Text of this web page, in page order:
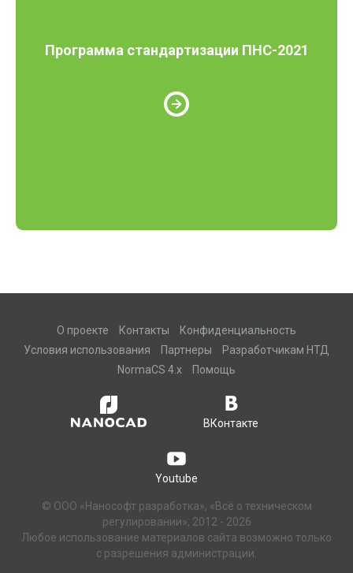
Программа стандартизации ПНС-2021
О проекте Контакты
Конфиденциальность
Условия использования
Партнеры
Разработчикам НТД
NormaCS 4.x
Помощь
ВКонтакте
Youtube
© ООО «Нанософт разработка», «Всё о техническом
регулировании», 2012 - 2026
Любое использование материалов сайта возможно только
с разрешения администрации.